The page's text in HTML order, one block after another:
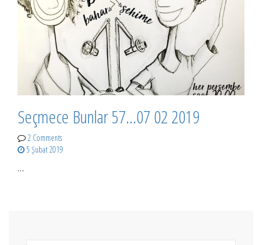
Seçmece Bunlar 57…07 02 2019
2 Comments
5 Şubat 2019
…